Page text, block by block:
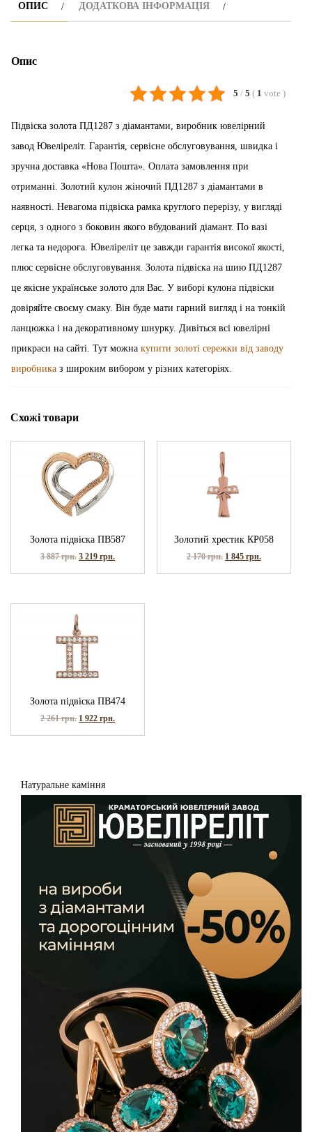
ОПИС ДОДАТКОВА ІНФОРМАЦІЯ
Опис
5 / 5 ( 1 vote )
Підвіска золота ПД1287 з діамантами, виробник ювелірний
завод Ювеліреліт. Гарантія, сервісне обслуговування, швидка і
зручна доставка «Нова Пошта». Оплата замовлення при
отриманні. Золотий кулон жіночий ПД1287 з діамантами в
наявності. Невагома підвіска рамка круглого перерізу, у вигляді
серця, з одного з боковин якого вбудований діамант. По вазі
легка та недорога. Ювеліреліт це завжди гарантія високої якості,
плюс сервісне обслуговування. Золота підвіска на шию ПД1287
це якісне українське золото для Вас. У виборі кулона підвіски
довіряйте своєму смаку. Він буде мати гарний вигляд і на тонкій
ланцюжка і на декоративному шнурку. Дивіться всі ювелірні
прикраси на сайті. Тут можна купити золоті сережки від заводу
виробника з широким вибором у різних категоріях.
Схожі товари
Золота підвіска ПВ587
3 887грн. 3 219грн.
Золотий хрестик КР058
2 170грн. 1 845 грн.
Золота підвіска ПВ474
2 261грн. 1 922грн.
Натуральне каміння